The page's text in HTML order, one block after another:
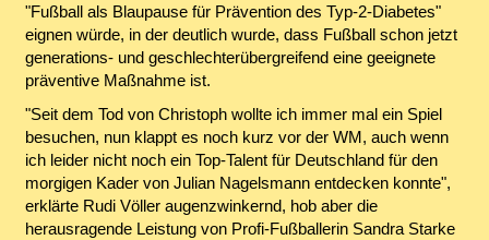
"Fußball als Blaupause für Prävention des Typ-2-Diabetes"
eignen würde, in der deutlich wurde, dass Fußball schon jetzt
generations- und geschlechterübergreifend eine geeignete
präventive Maßnahme ist.
"Seit dem Tod von Christoph wollte ich immer mal ein Spiel
besuchen, nun klappt es noch kurz vor der WM, auch wenn
ich leider nicht noch ein Top-Talent für Deutschland für den
morgigen Kader von Julian Nagelsmann entdecken konnte",
erklärte Rudi Völler augenzwinkernd, hob aber die
herausragende Leistung von Profi-Fußballerin Sandra Starke